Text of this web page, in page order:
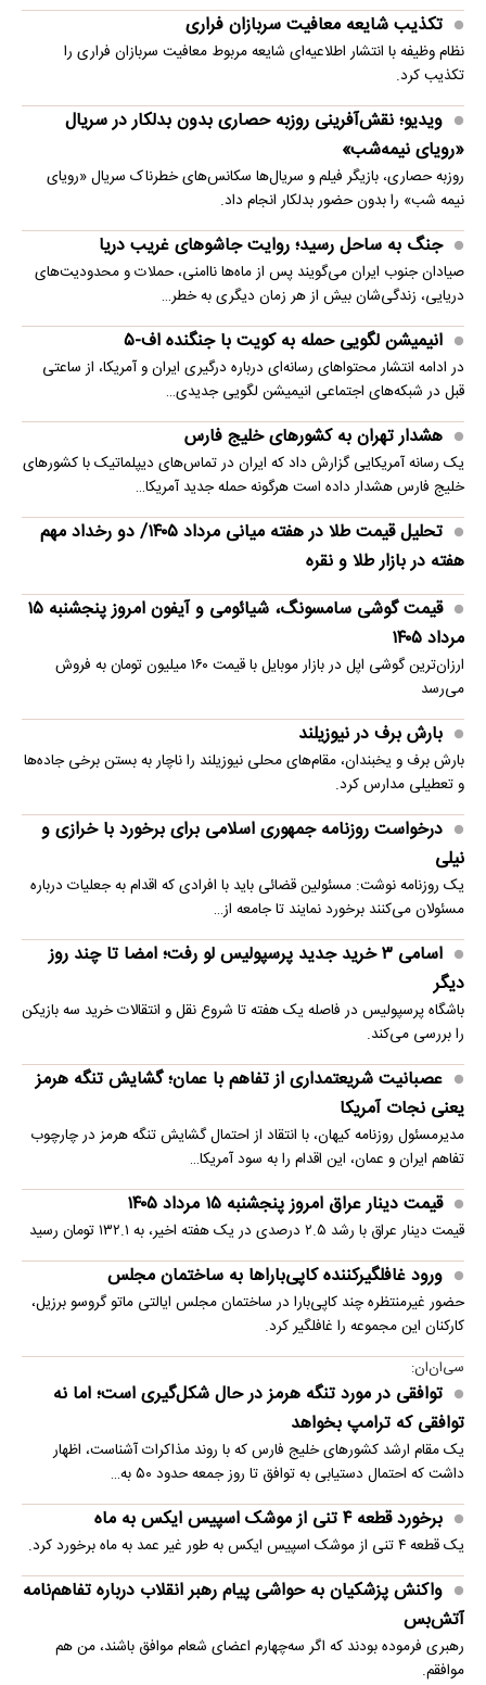
تکذیب شایعه معافیت سربازان فراری
نظام وظیفه با انتشار اطلاعیه‌ای شایعه مربوط معافیت سربازان فراری را
تکذیب کرد.
ویدیو؛ نقش‌آفرینی روزبه حصاری بدون بدلکار در سریال
«رویای نیمه‌شب»
روزبه حصاری، بازیگر فیلم و سریال‌ها سکانس‌های خطرناک سریال «رویای
نیمه شب» را بدون حضور بدلکار انجام داد.
جنگ به ساحل رسید؛ روایت جاشوهای غریب دریا
صیادان جنوب ایران می‌گویند پس از ماه‌ها ناامنی، حملات و محدودیت‌های
دریایی، زندگی‌شان بیش از هر زمان دیگری به خطر…
انیمیشن لگویی حمله به کویت با جنگنده اف-۵
در ادامه انتشار محتواهای رسانه‌ای درباره درگیری ایران و آمریکا، از ساعتی
قبل در شبکه‌های اجتماعی انیمیشن لگویی جدیدی…
هشدار تهران به کشورهای خلیج فارس
یک رسانه آمریکایی گزارش داد که ایران در تماس‌های دیپلماتیک با کشورهای
خلیج فارس هشدار داده است هرگونه حمله جدید آمریکا…
تحلیل قیمت طلا در هفته میانی مرداد ۱۴۰۵/ دو رخداد مهم
هفته در بازار طلا و نقره
قیمت گوشی سامسونگ، شیائومی و آیفون امروز پنجشنبه ۱۵
مرداد ۱۴۰۵
ارزان‌ترین گوشی اپل در بازار موبایل با قیمت ۱۶۰ میلیون تومان به فروش
می‌رسد
بارش برف در نیوزیلند
بارش برف و یخبندان، مقام‌های محلی نیوزیلند را ناچار به بستن برخی جاده‌ها
و تعطیلی مدارس کرد.
درخواست روزنامه جمهوری اسلامی برای برخورد با خرازی و
نیلی
یک روزنامه نوشت: مسئولین قضائی باید با افرادی که اقدام به جعلیات درباره
مسئولان می‌کنند برخورد نمایند تا جامعه از…
اسامی ۳ خرید جدید پرسپولیس لو رفت؛ امضا تا چند روز
دیگر
باشگاه پرسپولیس در فاصله یک هفته تا شروع نقل و انتقالات خرید سه بازیکن
را بررسی می‌کند.
عصبانیت شریعتمداری از تفاهم با عمان؛ گشایش تنگه هرمز
یعنی نجات آمریکا
مدیرمسئول روزنامه کیهان، با انتقاد از احتمال گشایش تنگه هرمز در چارچوب
تفاهم ایران و عمان، این اقدام را به سود آمریکا…
قیمت دینار عراق امروز پنجشنبه ۱۵ مرداد ۱۴۰۵
قیمت دینار عراق با رشد ۲.۵ درصدی در یک هفته اخیر، به ۱۳۲.۱ تومان رسید
ورود غافلگیرکننده کاپی‌باراها به ساختمان مجلس
حضور غیرمنتظره چند کاپی‌بارا در ساختمان مجلس ایالتی ماتو گروسو برزیل،
کارکنان این مجموعه را غافلگیر کرد.
سی‌ان‌ان:
توافقی در مورد تنگه هرمز در حال شکل‌گیری است؛ اما نه
توافقی که ترامپ بخواهد
یک مقام ارشد کشورهای خلیج فارس که با روند مذاکرات آشناست، اظهار
داشت که احتمال دستیابی به توافق تا روز جمعه حدود ۵۰ به…
برخورد قطعه ۴ تنی از موشک اسپیس ایکس به ماه
یک قطعه ۴ تنی از موشک اسپیس ایکس به طور غیر عمد به ماه برخورد کرد.
واکنش پزشکیان به حواشی پیام رهبر انقلاب درباره تفاهم‌نامه
آتش‌بس
رهبری فرموده بودند که اگر سه‌چهارم اعضای شعام موافق باشند، من هم
موافقم.